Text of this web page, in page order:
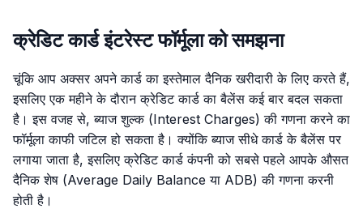
क्रेडिट कार्ड इंटरेस्ट फॉर्मूला को समझना
चूंकि आप अक्सर अपने कार्ड का इस्तेमाल दैनिक खरीदारी के लिए करते हैं,
इसलिए एक महीने के दौरान क्रेडिट कार्ड का बैलेंस कई बार बदल सकता
है। इस वजह से, ब्याज शुल्क (Interest Charges) की गणना करने का
फॉर्मूला काफी जटिल हो सकता है। क्योंकि ब्याज सीधे कार्ड के बैलेंस पर
लगाया जाता है, इसलिए क्रेडिट कार्ड कंपनी को सबसे पहले आपके औसत
दैनिक शेष (Average Daily Balance या ADB) की गणना करनी
होती है।